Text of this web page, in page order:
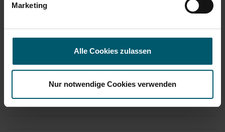
Marketing
Alle Cookies zulassen
Nur notwendige Cookies verwenden
Hannover, München, Stuttgart